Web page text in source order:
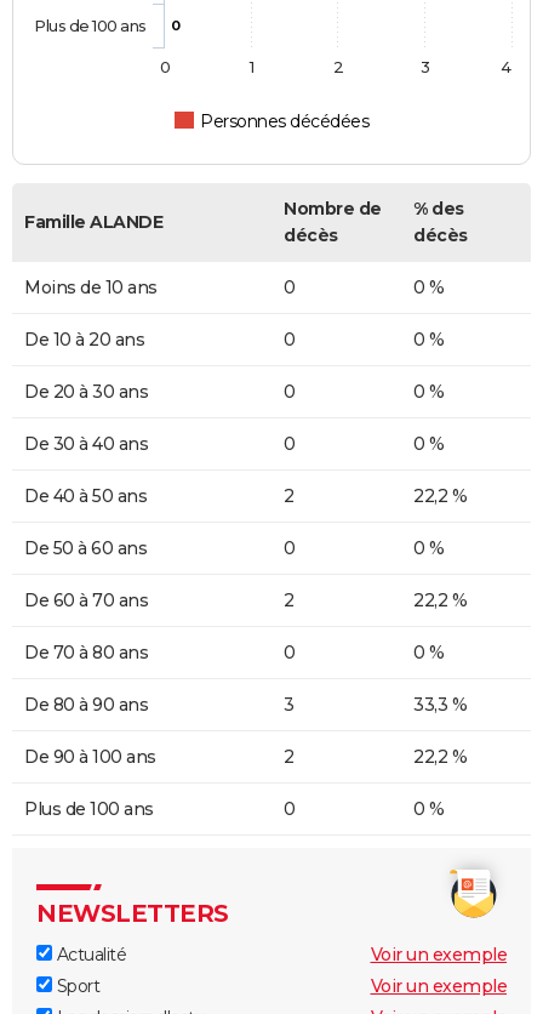
0
Personnes décédées
Plus de 100 ans
0 1 2 3 4
Famille ALANDE
Nombre de
décès
% des
décès
Moins de 10 ans 0 0 %
De 10 à 20 ans 0 0 %
De 20 à 30 ans 0 0 %
De 30 à 40 ans 0 0 %
De 40 à 50 ans 2 22,2 %
De 50 à 60 ans 0 0 %
De 60 à 70 ans 2 22,2 %
De 70 à 80 ans 0 0 %
De 80 à 90 ans 3 33,3 %
De 90 à 100 ans 2 22,2 %
Plus de 100 ans 0 0 %
NEWSLETTERS
Actualité
Voir un exemple
Sport
Voir un exemple